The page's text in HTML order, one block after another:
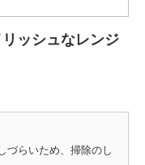
ッシュなレンジ
づらいため、掃除のし